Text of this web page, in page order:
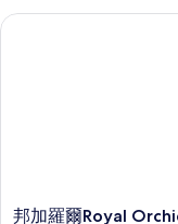
邦
邦加羅爾Royal
邦加羅爾Royal Orchid